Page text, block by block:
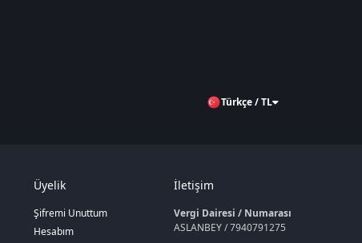
Türkçe / TL
Üyelik
Şifremi Unuttum
Hesabım
İletişim
Vergi Dairesi / Numarası
ASLANBEY / 7940791275